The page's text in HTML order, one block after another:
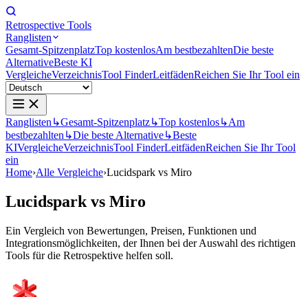
Retrospective Tools
Ranglisten
Gesamt-SpitzenplatzTop kostenlosAm bestbezahltenDie beste
AlternativeBeste KI
VergleicheVerzeichnisTool FinderLeitfädenReichen Sie Ihr Tool ein
Ranglisten ↳Gesamt-Spitzenplatz↳Top kostenlos↳Am
bestbezahlten ↳Die beste Alternative↳Beste
KIVergleicheVerzeichnisTool FinderLeitfädenReichen Sie Ihr Tool
ein
Home›Alle Vergleiche›Lucidspark vs Miro
Lucidspark vs Miro
Ein Vergleich von Bewertungen, Preisen, Funktionen und
Integrationsmöglichkeiten, der Ihnen bei der Auswahl des richtigen
Tools für die Retrospektive helfen soll.